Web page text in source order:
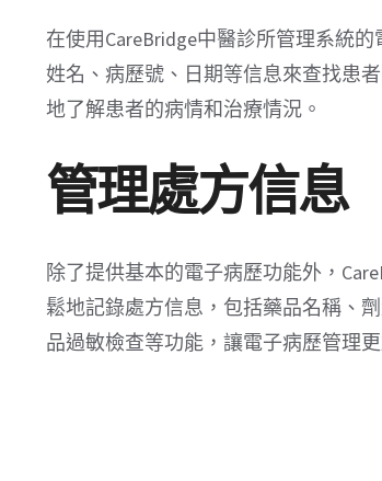
在使用CareBridge中醫診所管理系統
姓名、病歷號、日期等信息來查找患
地了解患者的病情和治療情況。
管理處方信息
除了提供基本的電子病歷功能外，
鬆地記錄處方信息，包括藥品名稱、
品過敏檢查等功能，讓電子病歷管理